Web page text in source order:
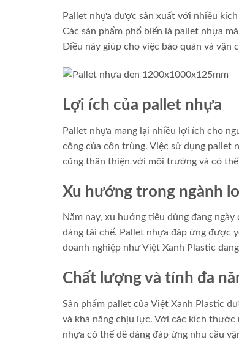
Pallet nhựa được sản xuất với nhiều
Các sản phẩm phổ biến là pallet nhựa
Điều này giúp cho việc bảo quản và vận
Lợi ích của pallet nhựa
Pallet nhựa mang lại nhiều lợi ích cho
công của côn trùng. Việc sử dụng pallet
cũng thân thiện với môi trường và có
Xu hướng trong ngành
Năm nay, xu hướng tiêu dùng đang
dàng tái chế. Pallet nhựa đáp ứng được
doanh nghiệp như Việt Xanh Plastic
Chất lượng và tính đa
Sản phẩm pallet của Việt Xanh Plastic
và khả năng chịu lực. Với các kích
nhựa có thể dễ dàng đáp ứng nhu cầu